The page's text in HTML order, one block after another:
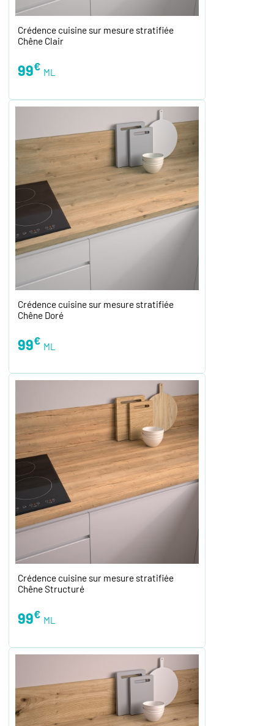
Crédence cuisine sur mesure stratifiée
Chêne Clair
99€ ML
Crédence cuisine sur mesure stratifiée
Chêne Doré
99€ ML
Crédence cuisine sur mesure stratifiée
Chêne Structuré
99€ ML